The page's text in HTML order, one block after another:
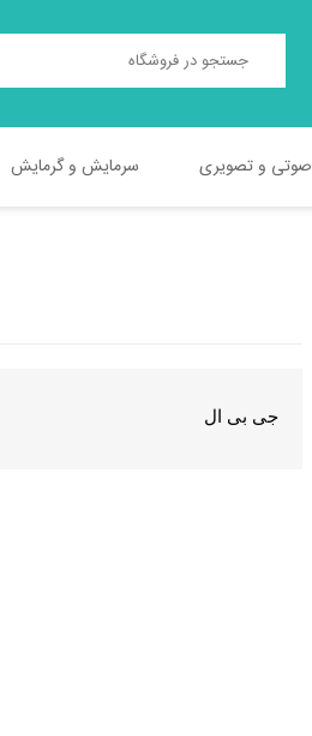
صوتی و تصویری سرمایش و گرمایش
جی بی ال